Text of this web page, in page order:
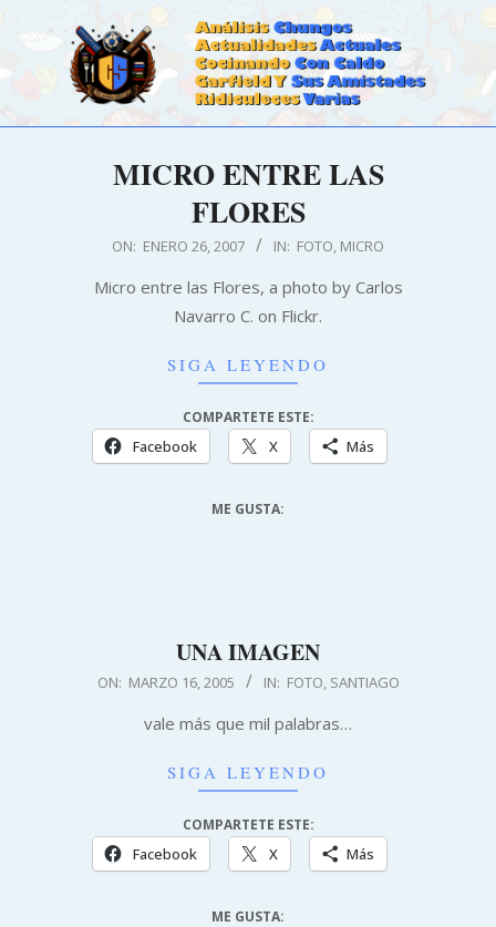
CALDOSTRONG.COM
MICRO ENTRE LAS
FLORES
ON: ENERO 26, 2007 IN: FOTO MICRO
Micro entre las Flores, a photo by Carlos
Navarro C. on Flickr.
SIGA LEYENDO
COMPARTETE ESTE:
Facebook X Más
ME GUSTA:
UNA IMAGEN
2005-ON: MARZO 16, 2005 IN: FOTO SANTIAGO
vale más que mil palabras…
SIGA LEYENDO
COMPARTETE ESTE:
Facebook X Más
ME GUSTA: